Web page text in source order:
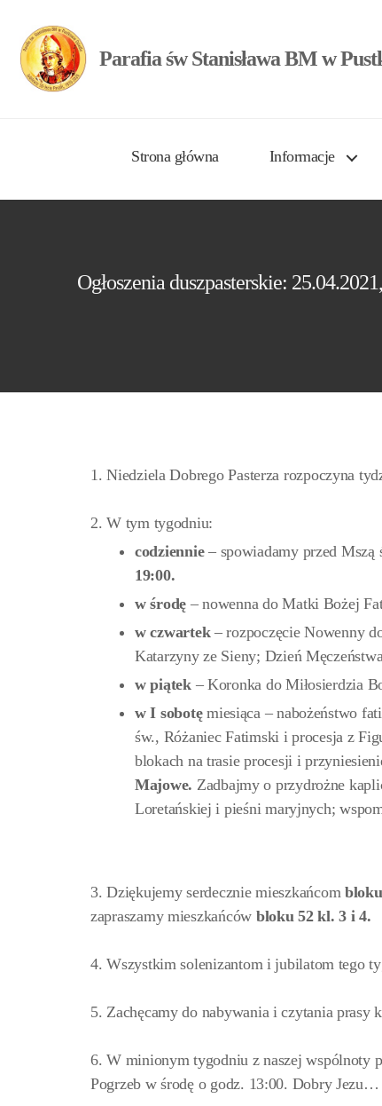
Parafia św Stanisława BM w
Strona główna Informacje
Ogłoszenia duszpasterskie:
1. Niedziela Dobrego Pasterza rozpoczyna
2. W tym tygodniu:
codziennie– spowiadamy przed Mszą
19:00.
w środę – nowenna do Matki Bożej
w czwartek– rozpoczęcie Nowenny
Katarzyny ze Sieny; Dzień
w piątek – Koronka do Miłosierdzia
w I sobotęmiesiąca – nabożeństwo
św., Różaniec Fatimski i procesja z
blokach na trasie procesji i
Majowe. Zadbajmy o przydrożne
Loretańskiej i pieśni maryjnych;
3. Dziękujemy serdecznie mieszkańcom
zapraszamy mieszkańców bloku 52 kl. 3 i 4.
4. Wszystkim solenizantom i jubilatom tego
5. Zachęcamy do nabywania i czytania prasy
6. W minionym tygodniu z naszej wspólnoty
Pogrzeb w środę o godz. 13:00. Dobry Jezu…